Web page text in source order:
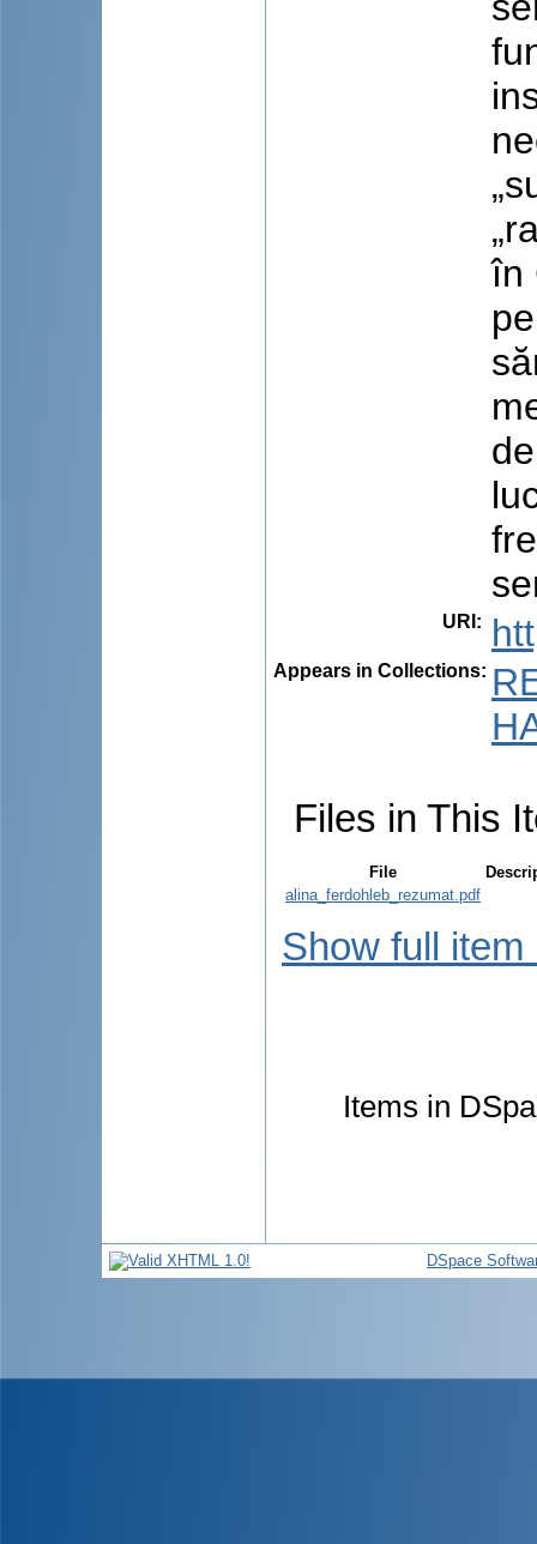
în
URI :
Appears in Collections:
Files in This
File
alina_ferdohleb_rezumat.pdf
Show full item
Items in
DSpace